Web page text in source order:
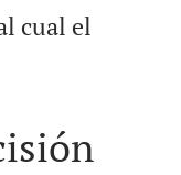
cual el